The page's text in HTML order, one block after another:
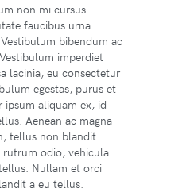
non mi cursus
faucibus urna
bibendum ac
imperdiet
lacinia, eu consectetur
egestas, purus et
aliquam ex, id
Aenean ac magna
tellus non blandit
odio, vehicula
Nullam et orci
a eu tellus.